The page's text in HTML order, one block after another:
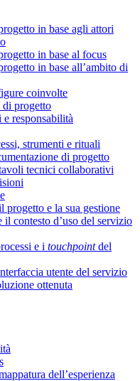
in base agli attori
in base al focus
in base all’ambito di
coinvolte
progetto
responsabilità
strumenti e rituali
di progetto
tecnici collaborativi
progetto e la sua gestione
il contesto d’uso del servizio
e i touchpointdel
utente del servizio
ottenuta
dell’esperienza